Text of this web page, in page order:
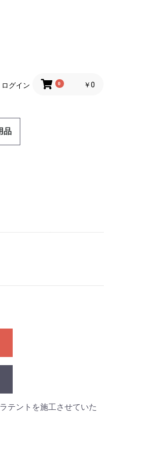
ログイン 0 ￥0
品
テントを施工させていた